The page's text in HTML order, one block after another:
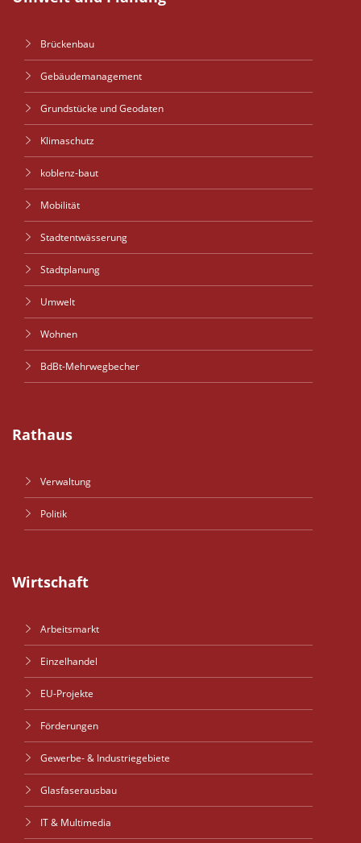
Brückenbau
Gebäudemanagement
Grundstücke und Geodaten
Klimaschutz
koblenz-baut
Mobilität
Stadtentwässerung
Stadtplanung
Umwelt
Wohnen
BdBt-Mehrwegbecher
Rathaus
Verwaltung
Politik
Wirtschaft
Arbeitsmarkt
Einzelhandel
EU-Projekte
Förderungen
Gewerbe- & Industriegebiete
Glasfaserausbau
IT & Multimedia